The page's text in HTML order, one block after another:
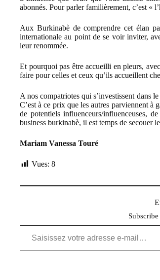
abonnés. Pour parler familièrement, c’est «
Aux Burkinabè de comprendre cet élan
internationale au point de se voir inviter,
leur renommée.
Et pourquoi pas être accueilli en pleurs,
faire pour celles et ceux qu’ils accueillent
A nos compatriotes qui s’investissent dans
C’est à ce prix que les autres parviennent
de potentiels influenceurs/influenceuses,
business burkinabè, il est temps de secouer
Mariam Vanessa Touré
Vues: 8
Saisissez votre adresse e-mail…